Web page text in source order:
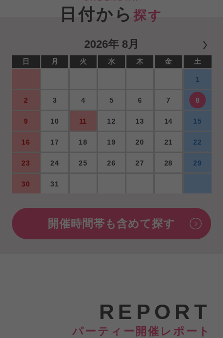
日付から 探す
2026年 8月
日 月 火 水 木 金 土
1
2 3 4 5 6 7 8
9 10 11 12 13 14 15
16 17 18 19 20 21 22
23 24 25 26 27 28 29
30 31
開催時間帯も含めて探す
REPORT
パーティー開催レポート